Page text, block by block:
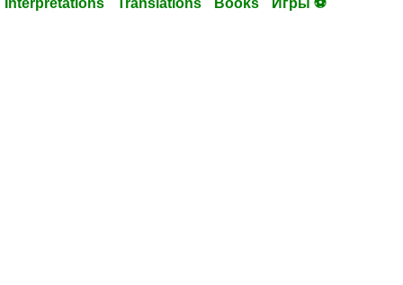
Interpretations Translations Books Игры ⚽